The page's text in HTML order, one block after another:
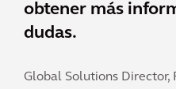
obtener más
dudas.
Global Solutions Director,